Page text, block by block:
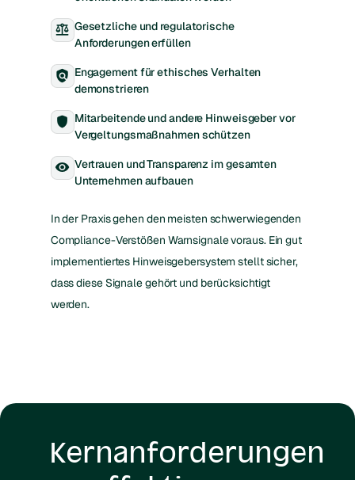
balance Gesetzliche und regulatorische
Anforderungen erfüllen
policy Engagement für ethisches Verhalten
demonstrieren
shield Mitarbeitende und andere Hinweisgeber vor
Vergeltungsmaßnahmen schützen
visibility Vertrauen und Transparenz im gesamten
Unternehmen aufbauen
In der Praxis gehen den meisten schwerwiegenden
Compliance-Verstößen Warnsignale voraus. Ein gut
implementiertes Hinweisgebersystem stellt sicher,
dass diese Signale gehört und berücksichtigt
werden.
Kernanforderungen